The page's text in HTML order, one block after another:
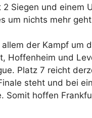
Siegen und einem
um nichts mehr
der Kampf um
Hoffenheim und
Platz 7 reicht
steht und bei
Somit hoffen